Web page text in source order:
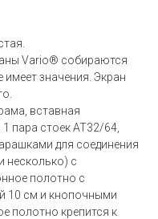
Vario® собираются
значения. Экран
вставная
пара стоек AT32/64,
для соединения
несколько) с
полотно с
10 см и кнопочными
полотно крепится к